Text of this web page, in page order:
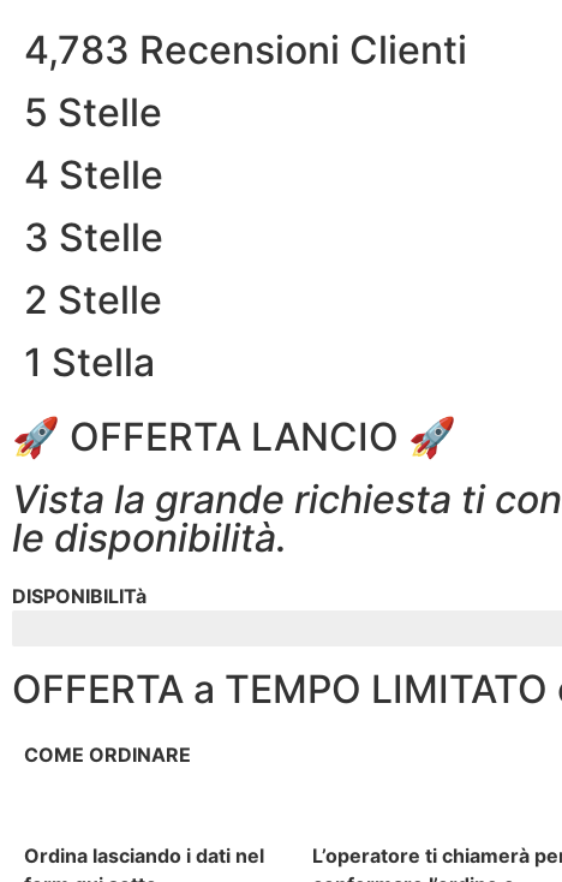
4,783 Recensioni Clienti
5 Stelle
4 Stelle
3 Stelle
2 Stelle
1 Stella
🚀 OFFERTA LANCIO 🚀
Vista la grande richiesta ti
le disponibilità.
DISPONIBILITà
OFFERTA a TEMPO
COME ORDINARE
Ordina lasciando i dati nel
L’operatore ti chiamerà